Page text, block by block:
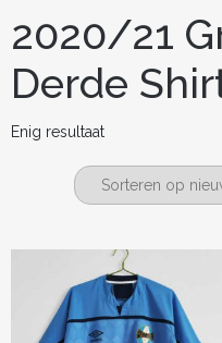
2020/21
Derde
Enig resultaat